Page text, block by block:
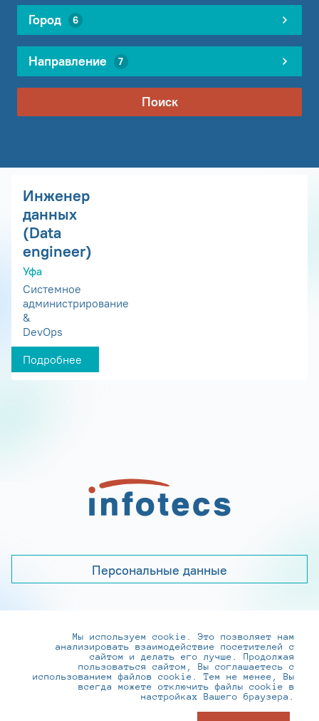
Город 6
Направление 7
Поиск
Инженер
данных
(Data
engineer)
Уфа
Системное
администрирование
&
DevOps
Подробнее
Персональные данные
+7 (495) 737-6192, 8-800-250-0-260
practice@infotecs.ru,hr@infotecs.ru
127273, г. Москва, Отрадная ул., 2Б строение 1
Мы используем cookie. Это позволяет нам
анализировать взаимодействие посетителей с
сайтом и делать его лучше. Продолжая
пользоваться сайтом, Вы соглашаетесь с
использованием файлов cookie. Тем не менее, Вы
всегда можете отключить файлы cookie в
настройках Вашего браузера.